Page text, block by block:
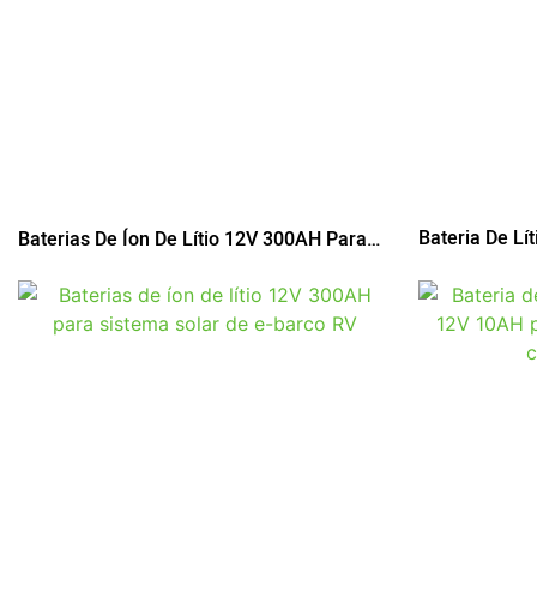
Baterias De Íon De Lítio 12V 300AH Para
Bateria De